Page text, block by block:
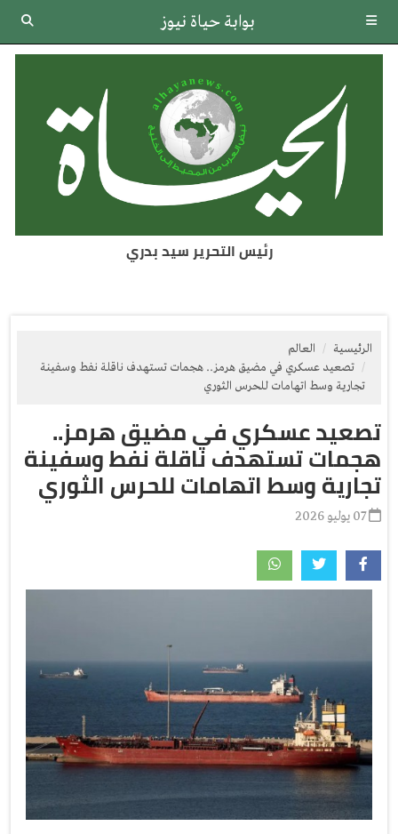
بوابة حياة نيوز
رئيس التحرير سيد بدري
الرئيسية
العالم
تصعيد عسكري في مضيق هرمز.. هجمات تستهدف ناقلة نفط وسفينة
تجارية وسط اتهامات للحرس الثوري
تصعيد عسكري في مضيق هرمز..
هجمات تستهدف ناقلة نفط وسفينة
تجارية وسط اتهامات للحرس الثوري
07 يوليو 2026